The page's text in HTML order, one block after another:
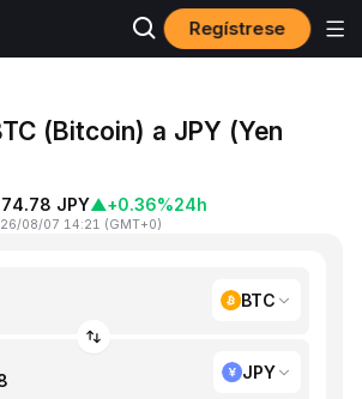
Regístrese
(Bitcoin) a JPY (Yen
JPY▲+0.36%24h
08/07 14:21 (GMT+0)
BTC
JPY